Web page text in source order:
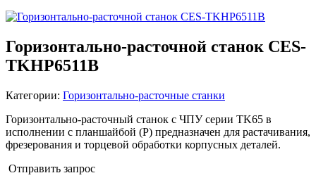
Горизонтально-расточной станок CES-
TKHP6511B
Категории: Горизонтально-расточные станки
Горизонтально-расточный станок с ЧПУ серии TK65 в
исполнении с планшайбой (P) предназначен для растачивания,
фрезерования и торцевой обработки корпусных деталей.
Отправить запрос